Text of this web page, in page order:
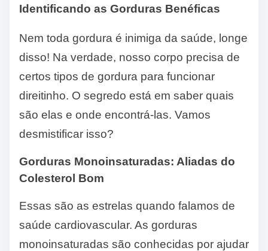
Identificando as Gorduras Benéficas
Nem toda gordura é inimiga da saúde, longe
disso! Na verdade, nosso corpo precisa de
certos tipos de gordura para funcionar
direitinho. O segredo está em saber quais
são elas e onde encontrá-las. Vamos
desmistificar isso?
Gorduras Monoinsaturadas: Aliadas do
Colesterol Bom
Essas são as estrelas quando falamos de
saúde cardiovascular. As gorduras
monoinsaturadas são conhecidas por ajudar